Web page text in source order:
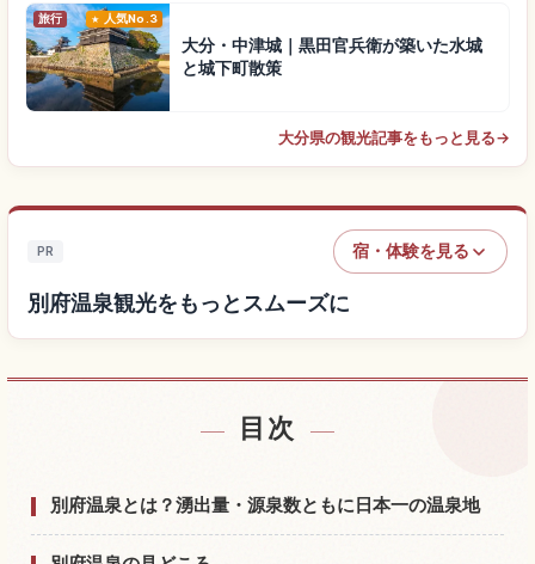
旅行 人気No.3
大分・中津城｜黒田官兵衛が築いた水城
と城下町散策
大分県の観光記事をもっと見る→
PR 宿・体験を見る
別府温泉観光をもっとスムーズに
別府温泉付近の宿を探す
別府温泉の体験を探す↗
目次
別府温泉とは？湧出量・源泉数ともに日本一の温泉地